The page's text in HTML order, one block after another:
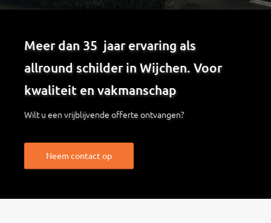
Meer dan 35 jaar ervaring als
allround schilder in Wijchen. Voor
kwaliteit en vakmanschap
Wilt u een vrijblijvende offerte ontvangen?
Neem contact op